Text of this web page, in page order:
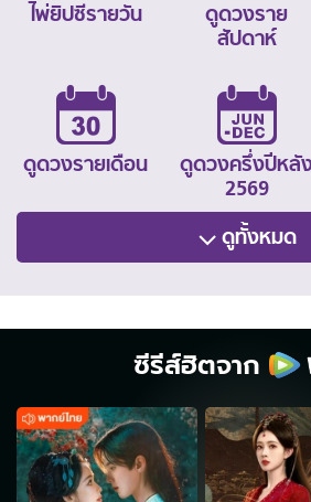
ไพ่ยิปซีรายวัน
ดูดวงราย
สัปดาห์
ดูดวงรายเดือน
ดูดวงครึ่งปีหลั
2569
ดูทั้งหมด
ซีรีส์ฮิตจาก